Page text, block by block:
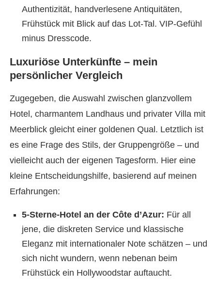
Authentizität, handverlesene Antiquitäten,
Frühstück mit Blick auf das Lot-Tal. VIP-Gefühl
minus Dresscode.
Luxuriöse Unterkünfte – mein
persönlicher Vergleich
Zugegeben, die Auswahl zwischen glanzvollem
Hotel, charmantem Landhaus und privater Villa mit
Meerblick gleicht einer goldenen Qual. Letztlich ist
es eine Frage des Stils, der Gruppengröße – und
vielleicht auch der eigenen Tagesform. Hier eine
kleine Entscheidungshilfe, basierend auf meinen
Erfahrungen:
5-Sterne-Hotel an der Côte d’Azur: Für all
jene, die diskreten Service und klassische
Eleganz mit internationaler Note schätzen – und
sich nicht wundern, wenn nebenan beim
Frühstück ein Hollywoodstar auftaucht.